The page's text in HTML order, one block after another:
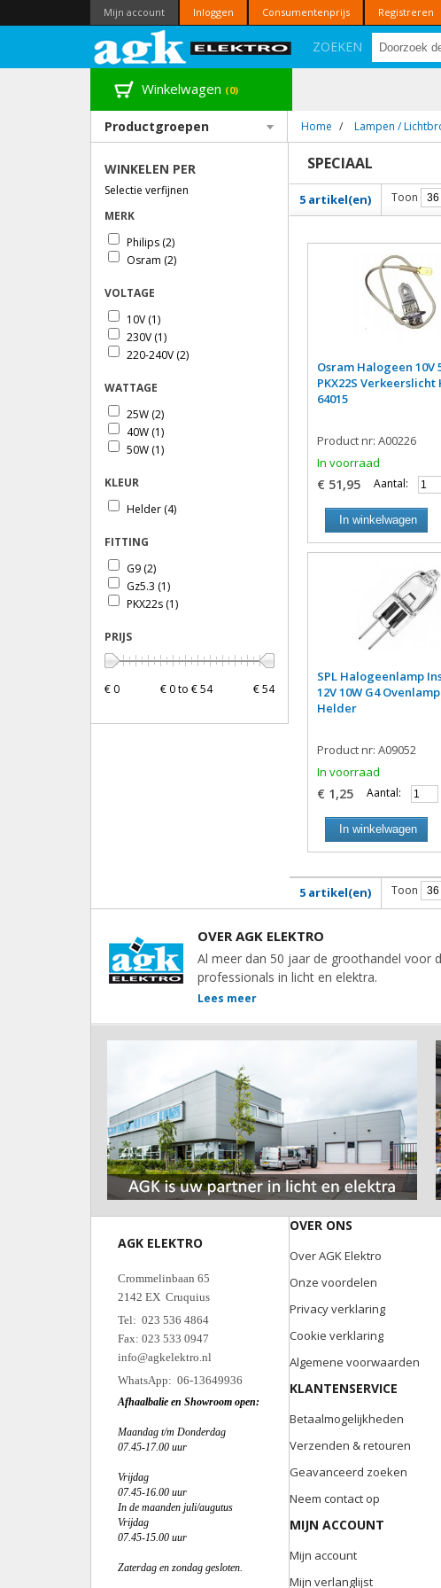
Mijn account Inloggen Consumentenprijs Registreren
ZOEKEN
Winkelwagen (0)
Productgroepen Home / Lampen /
SPECIAAL
5 artikel(en) Toon
Osram Halogeen 10V
PKX22S
64015
Product nr: A00226
In voorraad
€ 51,95 Aantal:
In winkelwagen
SPL Halogeenlamp
12V 10W G4
Helder
Product nr: A09052
In voorraad
€ 1,25 Aantal:
In winkelwagen
5 artikel(en) Toon
WINKELEN PER
Selectie verfijnen
MERK
Philips (2)
Osram (2)
VOLTAGE
10V (1)
230V (1)
220-240V (2)
WATTAGE
25W (2)
40W (1)
50W (1)
KLEUR
Helder (4)
FITTING
G9 (2)
Gz5.3 (1)
PKX22s (1)
PRIJS
€ 0 € 54
€ 0 to € 54
OVER AGK ELEKTRO
Al meer dan 50 jaar de groothandel voor
professionals in licht en elektra.
Lees meer
AGK ELEKTRO
Crommelinbaan 65
2142 EX Cruquius
Tel: 023 536 4864
Fax: 023 533 0947
info@agkelektro.nl
WhatsApp: 06-13649936
Afhaalbalie en Showroom open:
Maandag t/m Donderdag
07.45-17.00 uur
Vrijdag
07.45-16.00 uur
In de maanden juli/augutus
Vrijdag
07.45-15.00 uur
Zaterdag en zondag gesloten.
OVER ONS
Over AGK Elektro
Onze voordelen
Privacy verklaring
Cookie verklaring
Algemene voorwaarden
KLANTENSERVICE
Betaalmogelijkheden
Verzenden & retouren
Geavanceerd zoeken
Neem contact op
MIJN ACCOUNT
Mijn account
Mijn verlanglijst